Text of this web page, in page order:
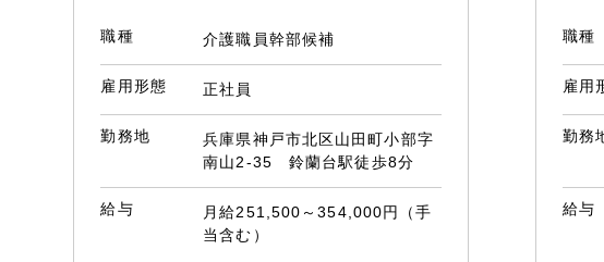
職種 介護職員幹部候補
雇用形態 正社員
勤務地
兵庫県神戸市北区山田町小部字
南山2-35 鈴蘭台駅徒歩8分
給与
月給251,500～354,000円（手
当含む）
職種
雇用
勤務
給与